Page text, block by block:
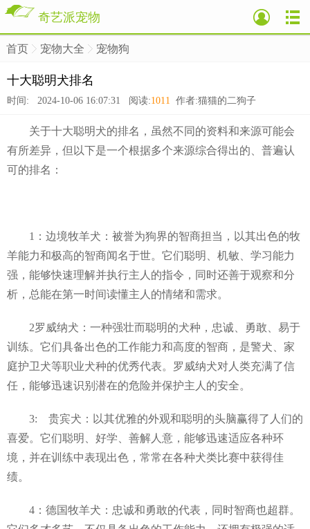
奇艺派宠物
首页 宠物大全 宠物狗
十大聪明犬排名
时间: 2024-10-06 16:07:31 阅读:1011 作者:猫猫的二狗子
关于十大聪明犬的排名，虽然不同的资料和来源可能会
有所差异，但以下是一个根据多个来源综合得出的、普遍认
可的排名：
1：边境牧羊犬：被誉为狗界的智商担当，以其出色的牧
羊能力和极高的智商闻名于世。它们聪明、机敏、学习能力
强，能够快速理解并执行主人的指令，同时还善于观察和分
析，总能在第一时间读懂主人的情绪和需求。
2罗威纳犬：一种强壮而聪明的犬种，忠诚、勇敢、易于
训练。它们具备出色的工作能力和高度的智商，是警犬、家
庭护卫犬等职业犬种的优秀代表。罗威纳犬对人类充满了信
任，能够迅速识别潜在的危险并保护主人的安全。
3: 贵宾犬：以其优雅的外观和聪明的头脑赢得了人们的
喜爱。它们聪明、好学、善解人意，能够迅速适应各种环
境，并在训练中表现出色，常常在各种犬类比赛中获得佳
绩。
4：德国牧羊犬：忠诚和勇敢的代表，同时智商也超群。